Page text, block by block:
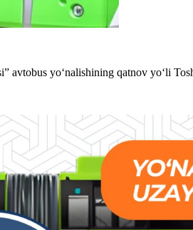
yo‘nalishining qatnov yo‘li